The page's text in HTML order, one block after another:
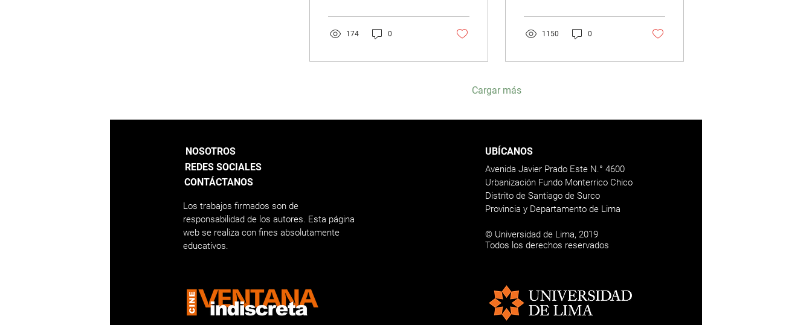
174 0 1150 0
Cargar más
NOSOTROS
REDES SOCIALES
CONTÁCTANOS
Los trabajos firmados son de
responsabilidad de los autores. Esta página
web se realiza con fines absolutamente
educativos.
UBÍCANOS
Avenida Javier Prado Este N.° 4600
Urbanización Fundo Monterrico Chico
Distrito de Santiago de Surco
Provincia y Departamento de Lima
© Universidad de Lima, 2019
Todos los derechos reservados